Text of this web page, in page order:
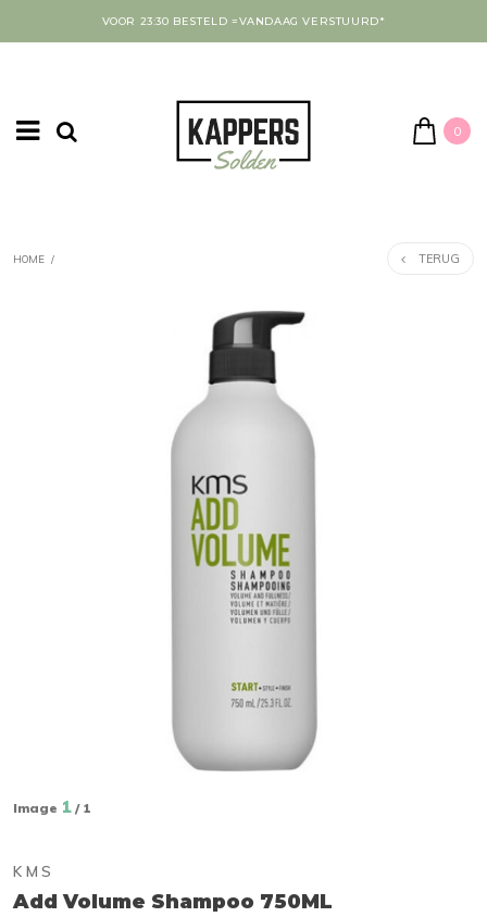
VOOR 23:30 BESTELD =VANDAAG VERSTUURD*
0
HOME / TERUG
Image 1 / 1
KMS
Add Volume Shampoo 750ML